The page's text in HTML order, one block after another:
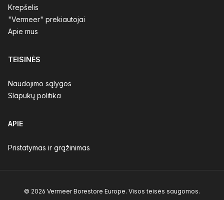
Krepšelis
"Vermeer" prekiautojai
Apie mus
TEISINĖS
Naudojimo sąlygos
Slapukų politika
APIE
Pristatymas ir grąžinimas
© 2026 Vermeer Borestore Europe. Visos teisės saugomos.